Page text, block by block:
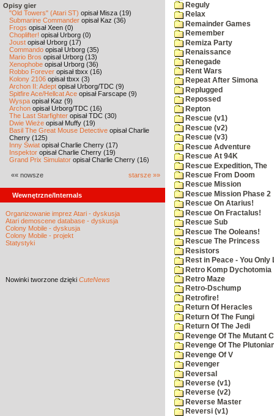
Opisy gier
"Old Towers" (Atari ST) opisał Misza (19)
Submarine Commander opisał Kaz (36)
Frogs opisał Xeen (0)
Choplifter! opisał Urborg (0)
Joust opisał Urborg (17)
Commando opisał Urborg (35)
Mario Bros opisał Urborg (13)
Xenophobe opisał Urborg (36)
Robbo Forever opisał tbxx (16)
Kolony 2106 opisał tbxx (3)
Archon II: Adept opisał Urborg/TDC (9)
Spitfire Ace/Hellcat Ace opisał Farscape (9)
Wyspa opisał Kaz (9)
Archon opisał Urborg/TDC (16)
The Last Starfighter opisał TDC (30)
Dwie Wieże opisał Muffy (19)
Basil The Great Mouse Detective opisał Charlie
Cherry (125)
Inny Świat opisał Charlie Cherry (17)
Inspektor opisał Charlie Cherry (19)
Grand Prix Simulator opisał Charlie Cherry (16)
«« nowsze starsze »»
Wewnętrzne/Internals
Organizowanie imprez Atari - dyskusja
Atari demoscene database - dyskusja
Colony Mobile - dyskusja
Colony Mobile - projekt
Statystyki
Nowinki tworzone dzięki CuteNews
Reguly
Relax
Remainder Games
Remember
Remiza Party
Renaissance
Renegade
Rent Wars
Repeat After Simona
Replugged
Repossed
Repton
Rescue (v1)
Rescue (v2)
Rescue (v3)
Rescue Adventure
Rescue At 94K
Rescue Expedition, The
Rescue From Doom
Rescue Mission
Rescue Mission Phase 2
Rescue On Atarius!
Rescue On Fractalus!
Rescue Sub
Rescue The Ooleans!
Rescue The Princess
Resistors
Rest in Peace - You Only
Retro Komp Dychotomia
Retro Maze
Retro-Dschump
Retrofire!
Return Of Heracles
Return Of The Fungi
Return Of The Jedi
Revenge Of The Mutant
Revenge Of The
Revenge Of V
Revenger
Reversal
Reverse (v1)
Reverse (v2)
Reverse Master
Reversi (v1)